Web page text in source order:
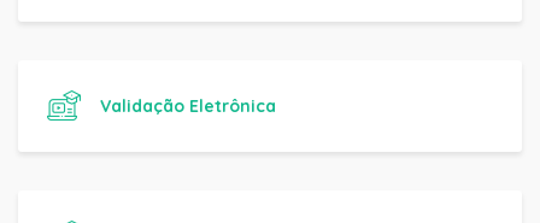
Validação Eletrônica